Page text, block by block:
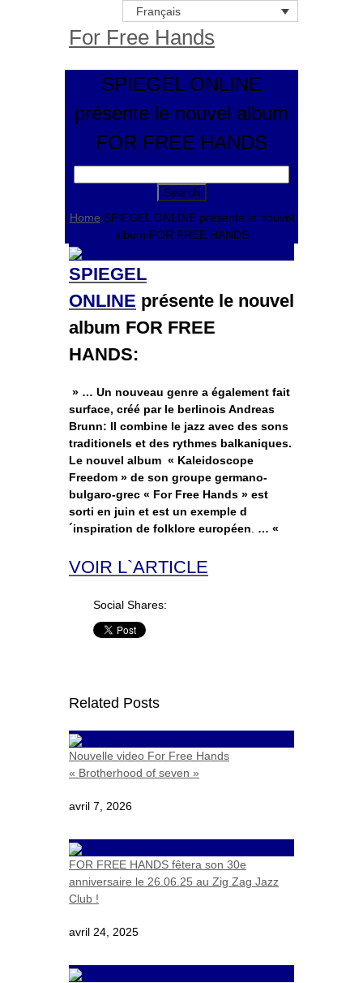
Français
For Free Hands
SPIEGEL ONLINE
présente le nouvel album
FOR FREE HANDS
Home SPIEGEL ONLINE présente le nouvel
album FOR FREE HANDS
SPIEGEL
ONLINE présente le nouvel
album FOR FREE
HANDS:
» … Un nouveau genre a également fait
surface, créé par le berlinois Andreas
Brunn: Il combine le jazz avec des sons
traditionels et des rythmes balkaniques.
Le nouvel album « Kaleidoscope
Freedom » de son groupe germano-
bulgaro-grec « For Free Hands » est
sorti en juin et est un exemple d
´inspiration de folklore européen. … «
VOIR L`ARTICLE
Social Shares:
Related Posts
Nouvelle video For Free Hands
« Brotherhood of seven »
avril 7, 2026
FOR FREE HANDS fêtera son 30e
anniversaire le 26.06.25 au Zig Zag Jazz
Club !
avril 24, 2025